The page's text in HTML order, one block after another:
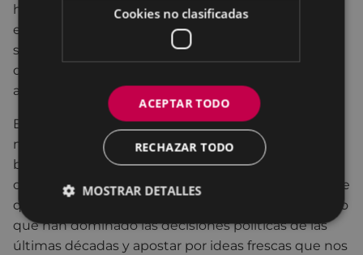
haremos con una herencia nefasta: daños
económicos, medioambientales y con una mayoría
social que ha sufrido un perpetuo empeoramiento
de sus condiciones materiales desde la crisis del
año 2008.
El objetivo es claro: repensar y modernizar nuestro
modelo económico y social. Para ello necesitamos
buscar soluciones que dirijan la mirada hacia
cambios estructurales de impacto global. Es hora de
quitarnos de encima la inercia y el conservadurismo
que han dominado las decisiones políticas de las
últimas décadas y apostar por ideas frescas que nos
Cookies no clasificadas
ACEPTAR TODO
RECHAZAR TODO
MOSTRAR DETALLES